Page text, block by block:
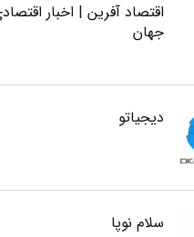
اقتصاد آفرین | اخبار
جهان
دیجیاتو
سلام نوپا